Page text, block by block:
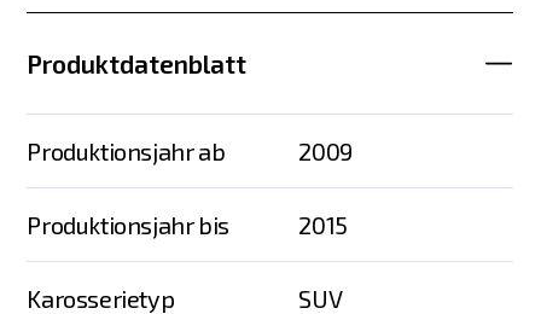
Produktdatenblatt
Produktionsjahr ab 2009
Produktionsjahr bis 2015
Karosserietyp SUV